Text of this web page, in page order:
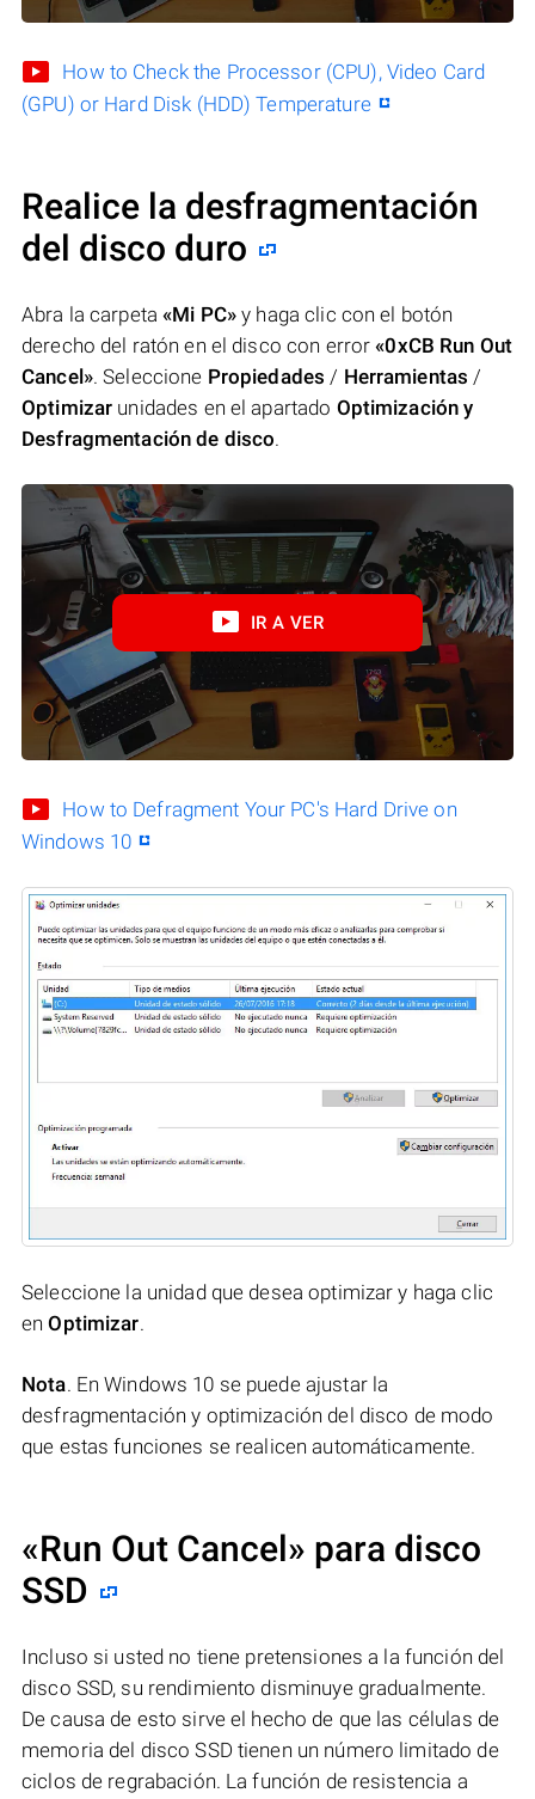
How to Check the Processor (CPU), Video Card
(GPU) or Hard Disk (HDD) Temperature
Realice la desfragmentación
del disco duro
Abra la carpeta«Mi PC» y haga clic con el botón
derecho del ratón en el disco con error«0xCB Run Out
Cancel». Seleccione Propiedades / Herramientas /
Optimizar unidades en el apartado Optimización y
Desfragmentación de disco.
IR A VER
How to Defragment Your PC's Hard Drive on
Windows 10
Seleccione la unidad que desea optimizar y haga clic
enOptimizar.
Nota. En Windows 10 se puede ajustar la
desfragmentación y optimización del disco de modo
que estas funciones se realicen automáticamente.
«Run Out Cancel» para disco
SSD
Incluso si usted no tiene pretensiones a la función del
disco SSD, su rendimiento disminuye gradualmente.
De causa de esto sirve el hecho de que las células de
memoria del disco SSD tienen un número limitado de
ciclos de regrabación. La función de resistencia a